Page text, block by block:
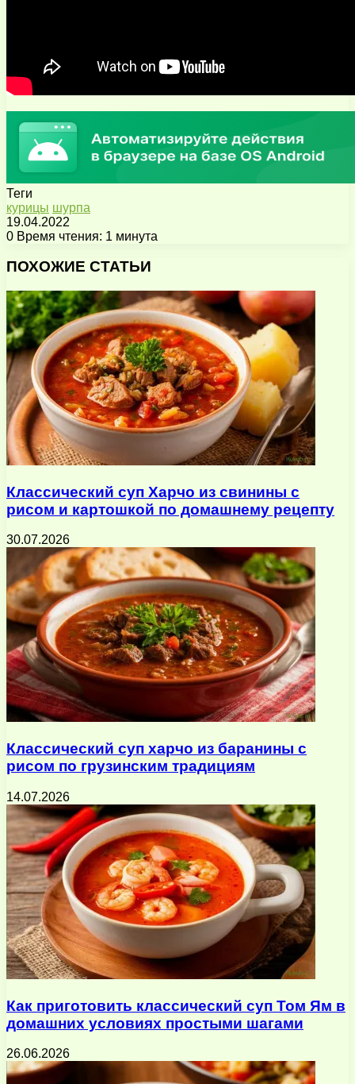
Теги
курицы шурпа
19.04.2022
0 Время чтения: 1 минута
через
почту
ПОХОЖИЕ СТАТЬИ
Классический суп Харчо из свинины с
рисом и картошкой по домашнему рецепту
30.07.2026
Классический суп харчо из баранины с
рисом по грузинским традициям
14.07.2026
Как приготовить классический суп Том Ям в
домашних условиях простыми шагами
26.06.2026